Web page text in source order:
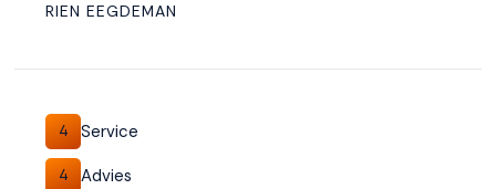
RIEN EEGDEMAN
4 Service
4 Advies